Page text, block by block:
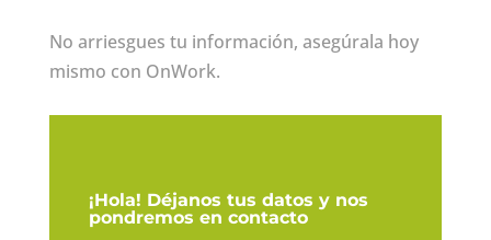
No arriesgues tu información, asegúrala hoy
mismo con OnWork.
¡Hola! Déjanos tus datos y nos
pondremos en contacto